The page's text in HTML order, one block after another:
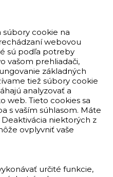
súbory cookie na
webovou
sú podľa potreby
vašom prehliadači,
základných
tiež súbory cookie
analyzovať a
web. Tieto cookies sa
s vaším súhlasom. Máte
niektorých z
ovplyvniť vaše
určité funkcie,